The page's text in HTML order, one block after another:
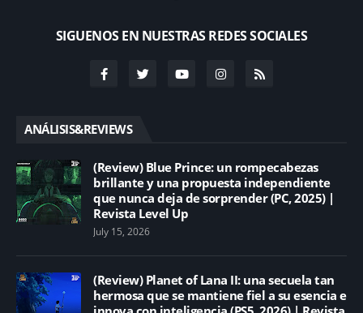
SIGUENOS EN NUESTRAS REDES SOCIALES
ANÁLISIS&REVIEWS
(Review) Blue Prince: un rompecabezas
brillante y una propuesta independiente
que nunca deja de sorprender (PC, 2025) |
Revista Level Up
July 15, 2026
(Review) Planet of Lana II: una secuela tan
hermosa que se mantiene fiel a su esencia e